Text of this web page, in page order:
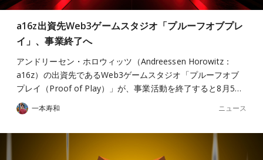
a16z出資先Web3ゲームスタジオ「プルーフオブプレ
イ」、事業終了へ
アンドリーセン・ホロウィッツ（Andreessen Horowitz：
a16z）の出資先であるWeb3ゲームスタジオ「プルーフオブ
プレイ（Proof of Play）」が、事業活動を終了すると8月5…
一本寿和 ニュース